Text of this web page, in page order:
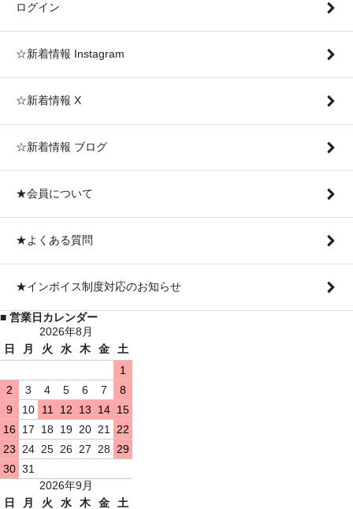
ログイン
☆新着情報 Instagram
☆新着情報 X
☆新着情報 ブログ
★会員について
★よくある質問
★インボイス制度対応のお知らせ
■ 営業日カレンダー
2026年8月
日
月 火 水 木 金
土
1
2
3 4 5 6 7
8
9
10 11 12 13 14 15
16 17 18 19 20 21
22
23
24 25 26 27 28
29
30 31
2026年9月
日
月 火 水 木 金 土